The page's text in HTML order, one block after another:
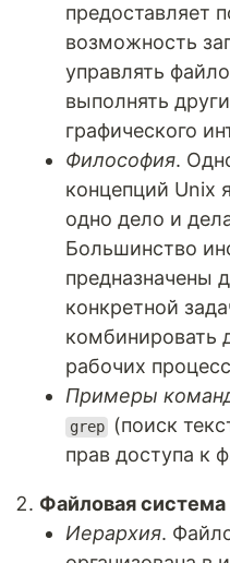
предоставляет
возможность
управлять
выполнять
графического
Философия.
концепций Unix
одно дело и
Большинство
предназначены
конкретной
комбинировать
рабочих
Примеры
grep (поиск
прав доступа к
Файловая система
Иерархия.